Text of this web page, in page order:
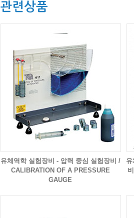
관련상품
유체역학 실험장비 - 압력 중심 실험장비 /
CALIBRATION OF A PRESSURE
GAUGE